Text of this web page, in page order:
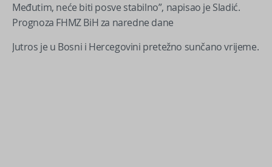
Međutim, neće biti posve stabilno”, napisao je Sladić.
Prognoza FHMZ BiH za naredne dane
Jutros je u Bosni i Hercegovini pretežno sunčano vrijeme.